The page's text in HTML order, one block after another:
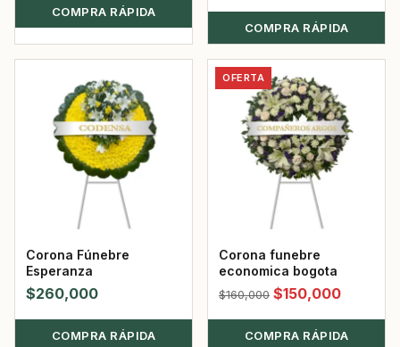
COMPRA RÁPIDA
COMPRA RÁPIDA
Corona Fúnebre
Esperanza
$260,000
COMPRA RÁPIDA
OFERTA
Corona funebre
economica bogota
$160,000 El
original
$150,000El
actual
COMPRA RÁPIDA